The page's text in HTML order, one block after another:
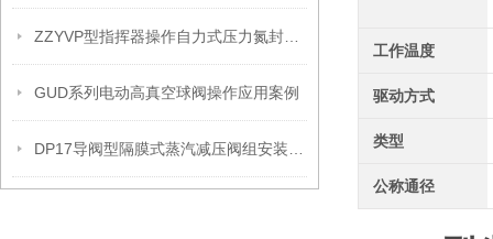
GUD系列电动高真空球阀操作应用案例
工作温度
驱动方式
类型
公称通径